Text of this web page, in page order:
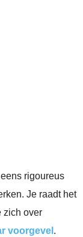
rigoureus
Je raadt het
zich over
voorgevel .